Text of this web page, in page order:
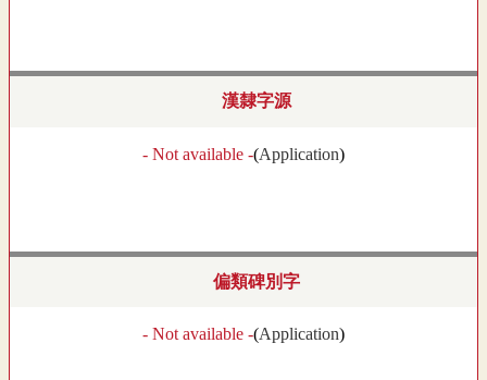
漢隸字源
- Not available -(Application)
偏類碑別字
- Not available -(Application)